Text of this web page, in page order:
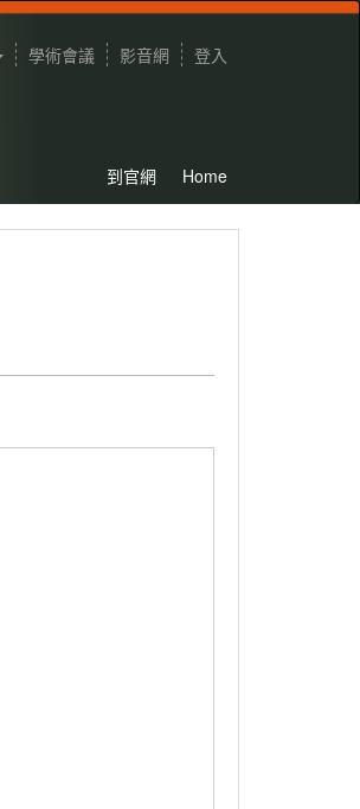
學術會議 影音網 登入
到官網 Home